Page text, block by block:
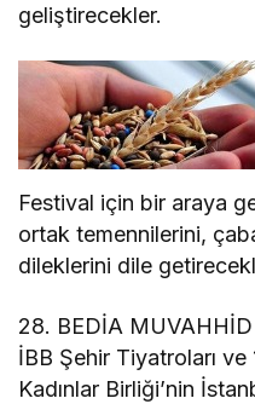
geliştirecekler.
Festival için bir araya
ortak temennilerini,
dileklerini dile
28. BEDİA
İBB Şehir Tiyatroları ve
Kadınlar Birliği’nin